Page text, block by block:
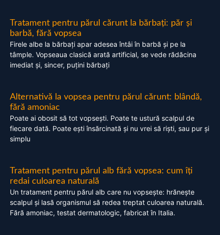
Tratament pentru părul cărunt la bărbați: păr și
barbă, fără vopsea
Firele albe la bărbați apar adesea întâi în barbă și pe la
tâmple. Vopseaua clasică arată artificial, se vede rădăcina
imediat și, sincer, puțini bărbați
Alternativă la vopsea pentru părul cărunt: blândă,
fără amoniac
Poate ai obosit să tot vopsești. Poate te ustură scalpul de
fiecare dată. Poate ești însărcinată și nu vrei să riști, sau pur și
simplu
Tratament pentru părul alb fără vopsea: cum îți
redai culoarea naturală
Un tratament pentru părul alb care nu vopsește: hrănește
scalpul și lasă organismul să redea treptat culoarea naturală.
Fără amoniac, testat dermatologic, fabricat în Italia.